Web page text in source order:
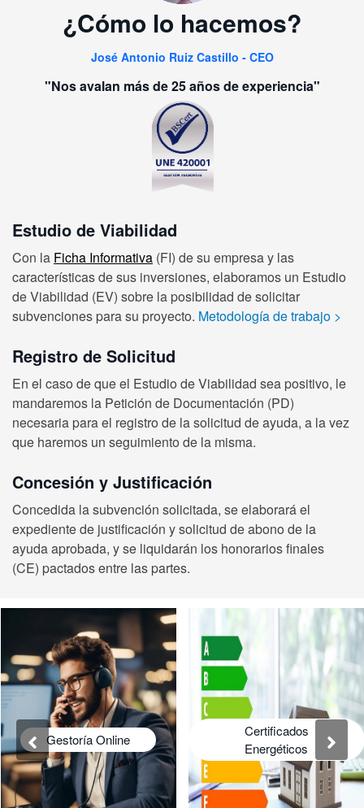
¿Cómo lo hacemos?
José Antonio Ruiz Castillo - CEO
"Nos avalan más de 25 años de experiencia"
Estudio de Viabilidad
Con la Ficha Informativa (FI) de su empresa y las
características de sus inversiones, elaboramos un Estudio
de Viabilidad (EV) sobre la posibilidad de solicitar
subvenciones para su proyecto. Metodología de trabajo >
Registro de Solicitud
En el caso de que el Estudio de Viabilidad sea positivo, le
mandaremos la Petición de Documentación (PD)
necesaria para el registro de la solicitud de ayuda, a la vez
que haremos un seguimiento de la misma.
Concesión y Justificación
Concedida la subvención solicitada, se elaborará el
expediente de justificación y solicitud de abono de la
ayuda aprobada, y se liquidarán los honorarios finales
(CE) pactados entre las partes.
Gestoría Online
Certificados
Energéticos